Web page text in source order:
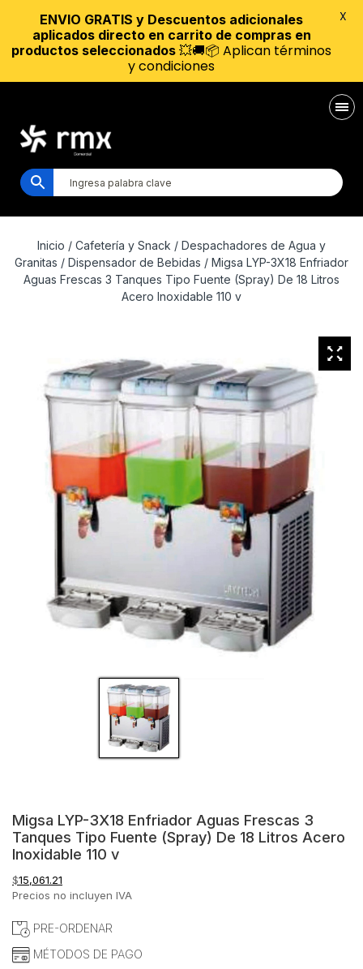
Inicio / Cafetería y Snack / Despachadores de Agua y
Granitas / Dispensador de Bebidas / Migsa LYP-3X18 Enfriador
Aguas Frescas 3 Tanques Tipo Fuente (Spray) De 18 Litros
Acero Inoxidable 110 v
Migsa LYP-3X18 Enfriador Aguas Frescas 3
Tanques Tipo Fuente (Spray) De 18 Litros Acero
Inoxidable 110 v
$15,061.21
Precios no incluyen IVA
PRE-ORDENAR
MÉTODOS DE PAGO
ENVIO GRATIS y Descuentos adicionales
aplicados directo en carrito de compras en
productos seleccionados 💥🚚📦 Aplican términos
y condiciones
X